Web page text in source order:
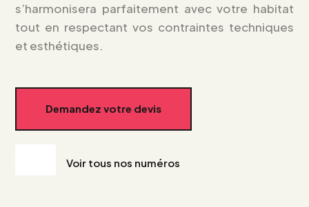
s’harmonisera parfaitement avec votre habitat
tout en respectant vos contraintes techniques
et esthétiques.
Demandez votre devis
Voir tous nos numéros